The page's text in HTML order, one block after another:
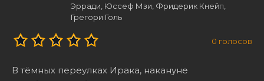
Эрради, Юссеф Мзи, Фридерик Кнейп,
Грегори Голь
0 голосов
В тёмных переулках Ирака, накануне